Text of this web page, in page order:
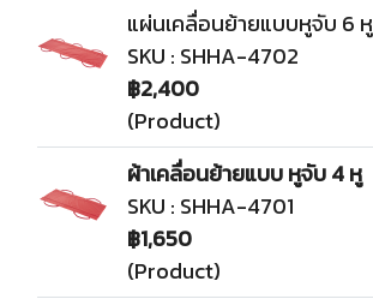
แผ่นเคลื่อนย้ายแบบหูจับ 6 หู
SKU : SHHA-4702
฿2,400
(Product)
ผ้าเคลื่อนย้ายแบบ หูจับ 4 หู
SKU : SHHA-4701
฿1,650
(Product)